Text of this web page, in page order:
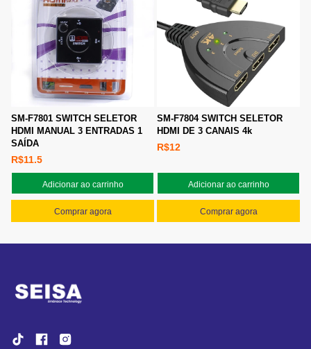
SM-F7801 SWITCH SELETOR
HDMI MANUAL 3 ENTRADAS 1
SAÍDA
R$11.5
Adicionar ao carrinho
Comprar agora
SM-F7804 SWITCH SELETOR
HDMI DE 3 CANAIS 4k
R$12
Adicionar ao carrinho
Comprar agora